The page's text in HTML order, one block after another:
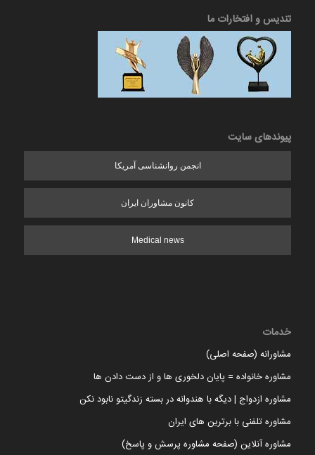
تندیس و افتخارات ما
پیوندهای سایت
انجمن روانشناسی آمریکا
کانون مشاوران ایران
Medical news
خدمات
مشاورانه (صفحه اصلی)
مشاوره خانواده = پایان دلخوری ها و از دست دادن ها
مشاوره ازدواج | دیگه با هندوانه در بسته زندگیتو نابود نکن
مشاوره تلفنی با برترین های ایران
مشاوره آنلاین (صفحه مشاوره پرسش و پاسخ)